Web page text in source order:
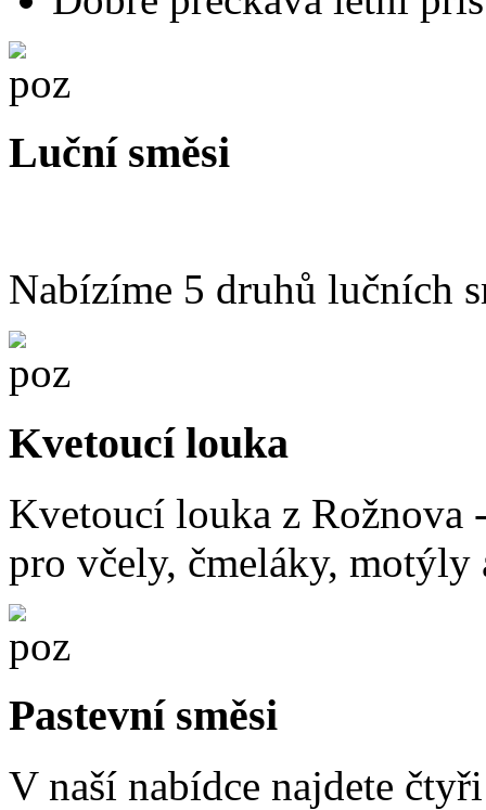
Luční směsi
Nabízíme 5 druhů lučních
Kvetoucí louka
Kvetoucí louka z Rožnova
pro včely, čmeláky, motýly
Pastevní směsi
V naší nabídce najdete